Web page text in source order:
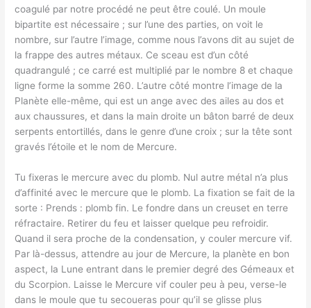
coagulé par notre procédé ne peut être coulé. Un moule
bipartite est nécessaire ; sur l’une des parties, on voit le
nombre, sur l’autre l’image, comme nous l’avons dit au sujet de
la frappe des autres métaux. Ce sceau est d’un côté
quadrangulé ; ce carré est multiplié par le nombre 8 et chaque
ligne forme la somme 260. L’autre côté montre l’image de la
Planète elle-même, qui est un ange avec des ailes au dos et
aux chaussures, et dans la main droite un bâton barré de deux
serpents entortillés, dans le genre d’une croix ; sur la tête sont
gravés l’étoile et le nom de Mercure.
Tu fixeras le mercure avec du plomb. Nul autre métal n’a plus
d’affinité avec le mercure que le plomb. La fixation se fait de la
sorte : Prends : plomb fin. Le fondre dans un creuset en terre
réfractaire. Retirer du feu et laisser quelque peu refroidir.
Quand il sera proche de la condensation, y couler mercure vif.
Par là-dessus, attendre au jour de Mercure, la planète en bon
aspect, la Lune entrant dans le premier degré des Gémeaux et
du Scorpion. Laisse le Mercure vif couler peu à peu, verse-le
dans le moule que tu secoueras pour qu’il se glisse plus